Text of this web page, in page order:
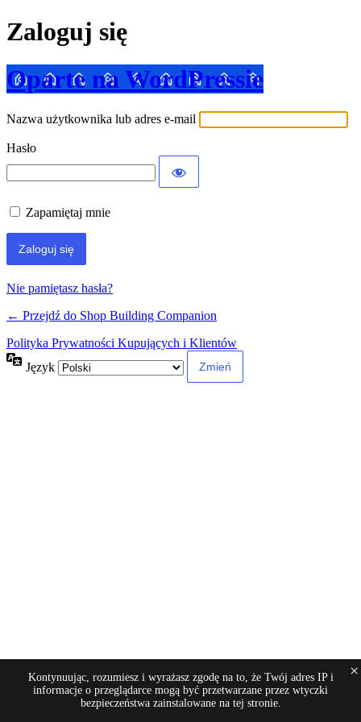
Zaloguj się
Oparte na WordPressie
Nazwa użytkownika lub adres e-mail
Hasło
Zapamiętaj mnie
Nie pamiętasz hasła?
← Przejdź do Shop Building Companion
Polityka Prywatności Kupujących i Klientów
Język
Kontynuując, rozumiesz i wyrażasz zgodę na to, że Twój adres IP i
informacje o przeglądarce mogą być przetwarzane przez wtyczki
bezpieczeństwa zainstalowane na tej stronie.
×